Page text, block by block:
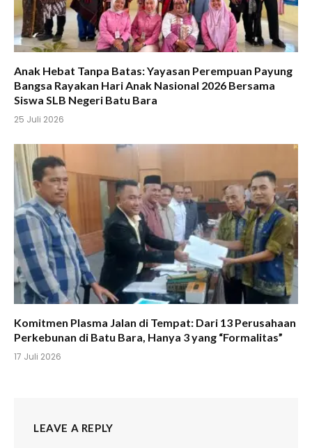
Anak Hebat Tanpa Batas: Yayasan Perempuan Payung
Bangsa Rayakan Hari Anak Nasional 2026 Bersama
Siswa SLB Negeri Batu Bara
25 Juli 2026
Komitmen Plasma Jalan di Tempat: Dari 13 Perusahaan
Perkebunan di Batu Bara, Hanya 3 yang “Formalitas”
17 Juli 2026
LEAVE A REPLY